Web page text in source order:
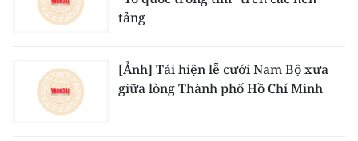
tảng
[Ảnh] Tái hiện lễ cưới Nam Bộ xưa
giữa lòng Thành phố Hồ Chí Minh